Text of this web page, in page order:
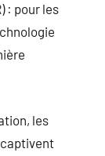
: pour les
les